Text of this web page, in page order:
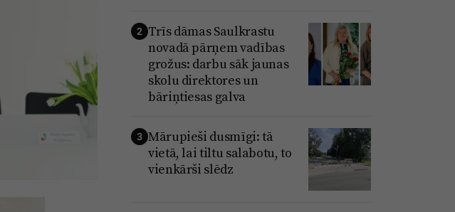
2 Trīs dāmas Saulkrastu
novadā pārņem vadības
grožus: darbu sāk jaunas
skolu direktores un
bāriņtiesas galva
3 Mārupieši dusmīgi: tā
vietā, lai tiltu salabotu, to
vienkārši slēdz